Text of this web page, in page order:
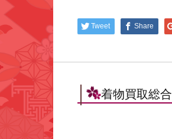
Tweet Share
着物買取総